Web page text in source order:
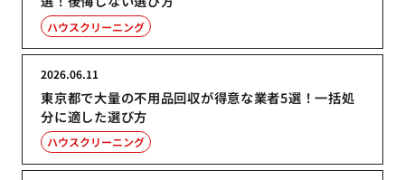
ハウスクリーニング
東京都で大量の不用品回収が得意な業者5選！一括処
分に適した選び方
2026.06.11
ハウスクリーニング